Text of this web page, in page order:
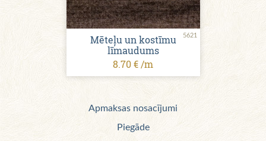
5621
Mēteļu un kostīmu
līmaudums
8.70 € /m
Apmaksas nosacījumi
Piegāde